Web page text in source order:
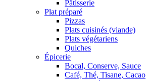
Pâtisserie
Plat préparé
Pizzas
Plats cuisinés (viande)
Plats végétariens
Quiches
Épicerie
Bocal, Conserve, Sauce
Café, Thé, Tisane, Cacao